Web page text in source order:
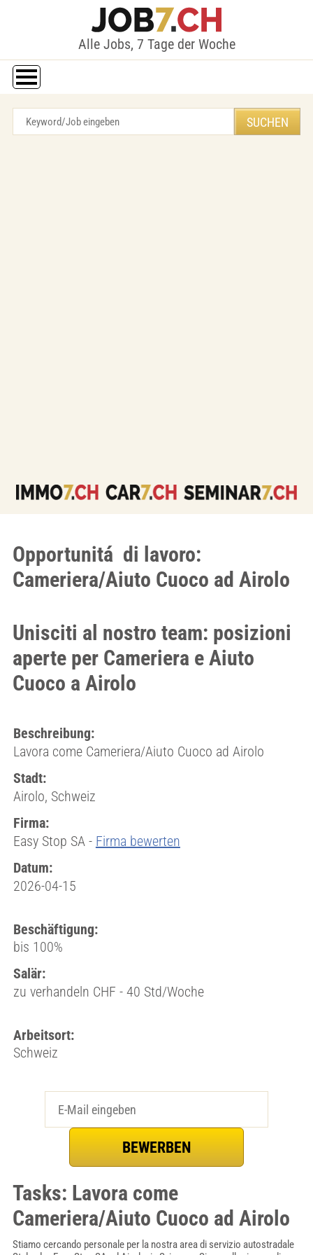
Alle Jobs, 7 Tage der Woche
Opportunitá di lavoro:
Cameriera/Aiuto Cuoco ad Airolo
Unisciti al nostro team: posizioni
aperte per Cameriera e Aiuto
Cuoco a Airolo
Beschreibung:
Lavora come Cameriera/Aiuto Cuoco ad Airolo
Stadt:
Airolo, Schweiz
Firma:
Easy Stop SA - Firma bewerten
Datum:
2026-04-15
Beschäftigung:
bis 100%
Salär:
zu verhandeln CHF - 40 Std/Woche
Arbeitsort:
Schweiz
Tasks: Lavora come
Cameriera/Aiuto Cuoco ad Airolo
Stiamo cercando personale per la nostra area di servizio autostradale